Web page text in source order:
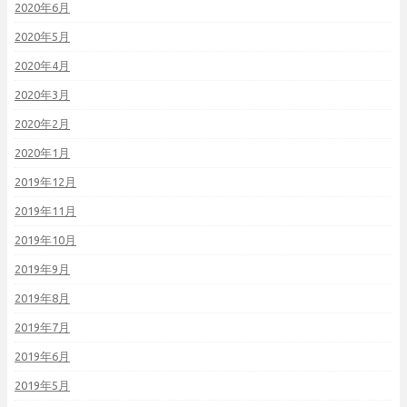
2020年6月
2020年5月
2020年4月
2020年3月
2020年2月
2020年1月
2019年12月
2019年11月
2019年10月
2019年9月
2019年8月
2019年7月
2019年6月
2019年5月